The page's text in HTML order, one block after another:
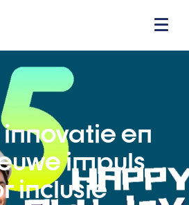
en
impuls
inclusie